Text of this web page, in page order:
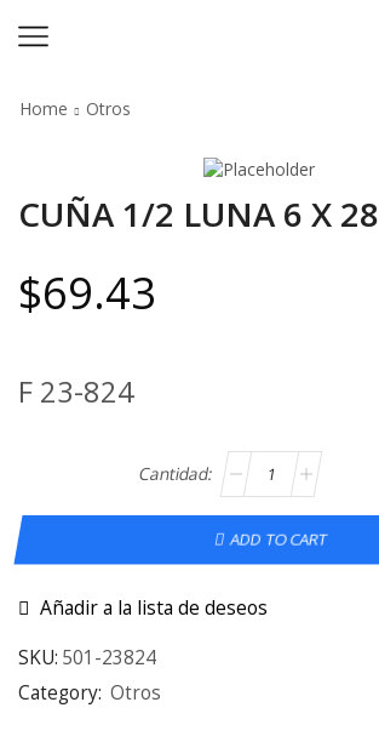
Home Otros
CUÑA 1/2 LUNA 6 X 28
$69.43
F 23-824
ADD TO CART
Añadir a la lista de deseos
SKU: 501-23824
Category: Otros